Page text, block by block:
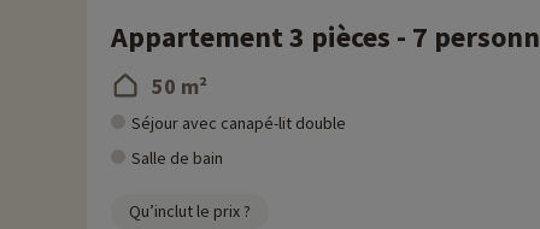
Appartement 3 pièces - 7
50 m²
Séjour avec canapé-lit double
Salle de bain
Qu’inclut le prix ?